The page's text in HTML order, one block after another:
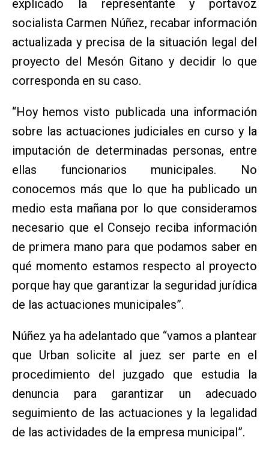
explicado la representante y portavoz
socialista Carmen Núñez, recabar información
actualizada y precisa de la situación legal del
proyecto del Mesón Gitano y decidir lo que
corresponda en su caso.
“Hoy hemos visto publicada una información
sobre las actuaciones judiciales en curso y la
imputación de determinadas personas, entre
ellas funcionarios municipales. No
conocemos más que lo que ha publicado un
medio esta mañana por lo que consideramos
necesario que el Consejo reciba información
de primera mano para que podamos saber en
qué momento estamos respecto al proyecto
porque hay que garantizar la seguridad jurídica
de las actuaciones municipales”.
Núñez ya ha adelantado que “vamos a plantear
que Urban solicite al juez ser parte en el
procedimiento del juzgado que estudia la
denuncia para garantizar un adecuado
seguimiento de las actuaciones y la legalidad
de las actividades de la empresa municipal”.